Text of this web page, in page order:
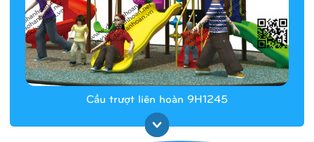
Cầu trượt liên hoàn 9H1245